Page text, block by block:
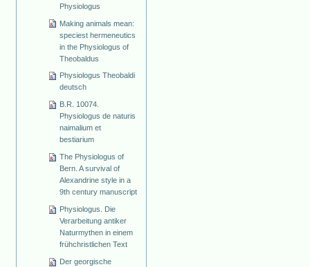
Physiologus
Making animals mean:
speciest hermeneutics
in the Physiologus of
Theobaldus
Physiologus Theobaldi
deutsch
B.R. 10074.
Physiologus de naturis
naimalium et
bestiarium
The Physiologus of
Bern. A survival of
Alexandrine style in a
9th century manuscript
Physiologus. Die
Verarbeitung antiker
Naturmythen in einem
frühchristlichen Text
Der georgische